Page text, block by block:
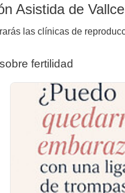
Asistida de
las clínicas de
fertilidad